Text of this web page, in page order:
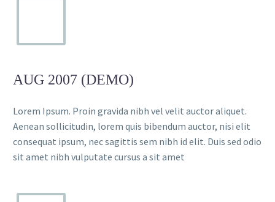
AUG 2007 (DEMO)
Lorem Ipsum. Proin gravida nibh vel velit auctor aliquet.
Aenean sollicitudin, lorem quis bibendum auctor, nisi elit
consequat ipsum, nec sagittis sem nibh id elit. Duis sed odio
sit amet nibh vulputate cursus a sit amet